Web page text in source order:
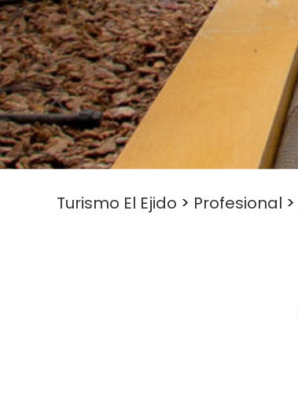
Turismo El Ejido > Profesional >